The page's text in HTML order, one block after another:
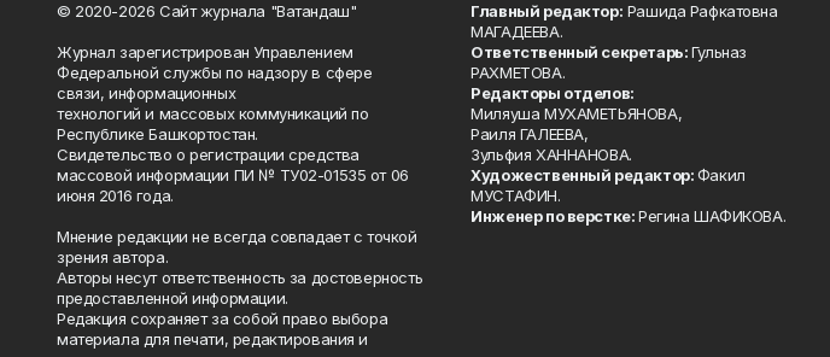
© 2020-2026 Сайт журнала "Ватандаш"
Журнал зарегистрирован Управлением
Федеральной службы по надзору в сфере
связи, информационных
технологий и массовых коммуникаций по
Республике Башкортостан.
Свидетельство о регистрации средства
массовой информации ПИ № ТУ02-01535 от 06
июня 2016 года.
Мнение редакции не всегда совпадает с точкой
зрения автора.
Авторы несут ответственность за достоверность
предоставленной информации.
Редакция сохраняет за собой право выбора
материала для печати, редактирования и
Главный редактор: Рашида Рафкатовна
МАГАДЕЕВА.
Ответственный секретарь:Гульназ
РАХМЕТОВА.
Редакторы отделов:
Миляуша МУХАМЕТЬЯНОВА,
Раиля ГАЛЕЕВА,
Зульфия ХАННАНОВА.
Художественный редактор:Факил
МУСТАФИН.
Инженер по верстке:Регина ШАФИКОВА.